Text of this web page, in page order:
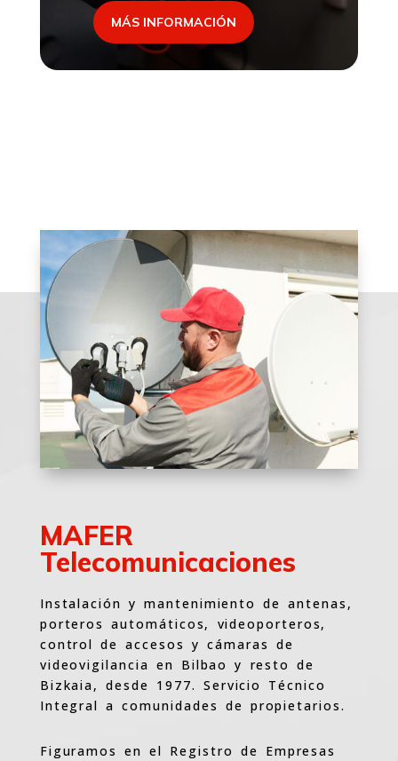
MÁS INFORMACIÓN
MAFER
Telecomunicaciones
Instalación y mantenimiento de antenas,
porteros automáticos, videoporteros,
control de accesos y cámaras de
videovigilancia en Bilbao y resto de
Bizkaia, desde 1977. Servicio Técnico
Integral a comunidades de propietarios.
Figuramos en el Registro de Empresas